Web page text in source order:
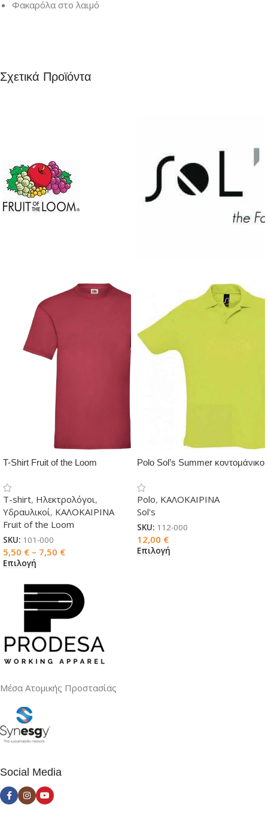
Φακαρόλα στο λαιμό
Σχετικά Προϊόντα
T-Shirt Fruit of the Loom
T-shirt, Ηλεκτρολόγοι,
Υδραυλικοί, ΚΑΛΟΚΑΙΡΙΝΑ
Fruit of the Loom
SKU: 101-000
5,50 € – 7,50 €
Επιλογή
Polo Sol’s Summer κοντομάνικο
Polo, ΚΑΛΟΚΑΙΡΙΝΑ
Sol's
SKU: 112-000
12,00 €
Επιλογή
Μέσα Ατομικής Προστασίας
Social Media